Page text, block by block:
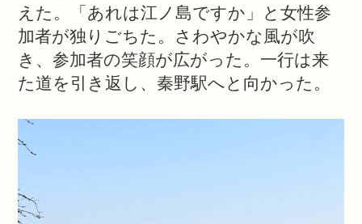
えた。「あれは江ノ島ですか」と女性参
加者が独りごちた。さわやかな風が吹
き、参加者の笑顔が広がった。一行は来
た道を引き返し、秦野駅へと向かった。